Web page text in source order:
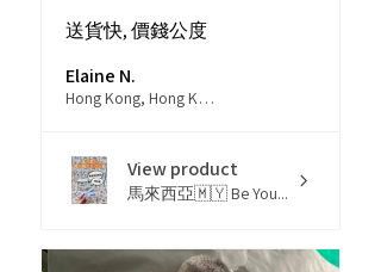
送貨快, 價錢公度
Elaine N.
Hong Kong, Hong Kong
View product
馬來西亞🇲🇾 Be You...